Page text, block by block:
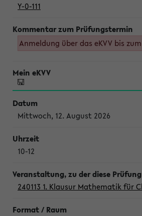
Y-0-111
Anmeldung über das eKVV bis
Mittwoch, 12. August 2026
10-12
240113 1. Klausur Mathematik für